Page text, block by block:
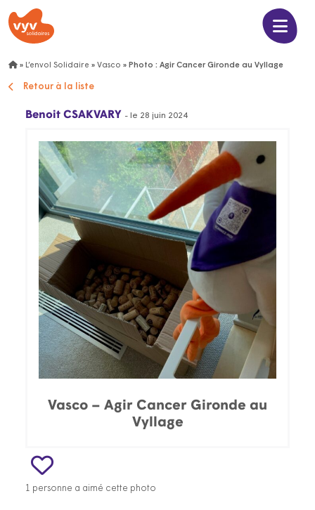
» L’envol Solidaire » Vasco » Photo : Agir Cancer Gironde au Vyllage
Retour à la liste
Benoit CSAKVARY - le 28 juin 2024
Vasco – Agir Cancer Gironde au
Vyllage
1 personne a aimé cette photo